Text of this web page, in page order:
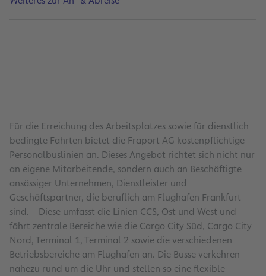
Für die Erreichung des Arbeitsplatzes sowie für dienstlich
bedingte Fahrten bietet die Fraport AG kostenpflichtige
Personalbuslinien an. Dieses Angebot richtet sich nicht nur
an eigene Mitarbeitende, sondern auch an Beschäftigte
ansässiger Unternehmen, Dienstleister und
Geschäftspartner, die beruflich am Flughafen Frankfurt
sind. Diese umfasst die Linien CCS, Ost und West und
fährt zentrale Bereiche wie die Cargo City Süd, Cargo City
Nord, Terminal 1, Terminal 2 sowie die verschiedenen
Betriebsbereiche am Flughafen an. Die Busse verkehren
nahezu rund um die Uhr und stellen so eine flexible